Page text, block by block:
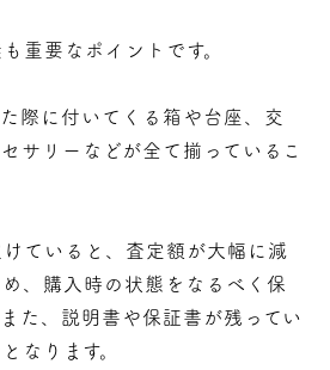
重要なポイントです。
際に付いてくる箱や台座、交
サリーなどが全て揃っているこ
ていると、査定額が大幅に減
、購入時の状態をなるべく保
た、説明書や保証書が残ってい
なります。